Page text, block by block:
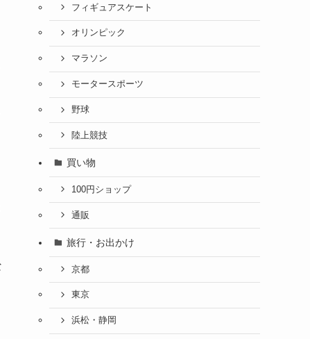
フィギュアスケート
オリンピック
マラソン
モータースポーツ
野球
陸上競技
買い物
100円ショップ
通販
旅行・お出かけ
京都
東京
浜松・静岡